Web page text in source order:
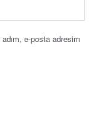
e-posta adresim